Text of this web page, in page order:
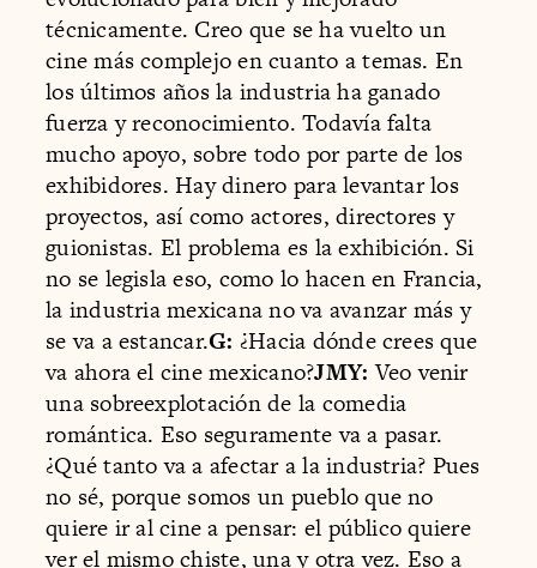
técnicamente. Creo que se ha vuelto un
cine más complejo en cuanto a temas. En
los últimos años la industria ha ganado
fuerza y reconocimiento. Todavía falta
mucho apoyo, sobre todo por parte de los
exhibidores. Hay dinero para levantar los
proyectos, así como actores, directores y
guionistas. El problema es la exhibición. Si
no se legisla eso, como lo hacen en Francia,
la industria mexicana no va avanzar más y
se va a estancar.G: ¿Hacia dónde crees que
va ahora el cine mexicano?JMY: Veo venir
una sobreexplotación de la comedia
romántica. Eso seguramente va a pasar.
¿Qué tanto va a afectar a la industria? Pues
no sé, porque somos un pueblo que no
quiere ir al cine a pensar: el público quiere
ver el mismo chiste, una y otra vez. Eso a